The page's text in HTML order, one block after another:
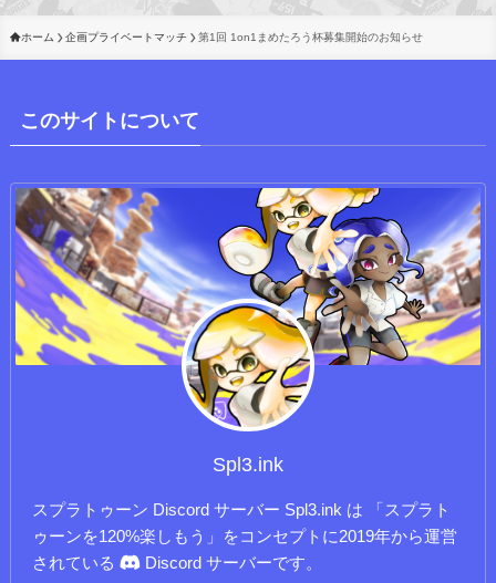
ホーム 企画プライベートマッチ 第1回 1on1まめたろう杯募集開始のお知らせ
このサイトについて
Spl3.ink
スプラトゥーン Discord サーバー Spl3.ink は 「スプラト
ゥーンを120%楽しもう」をコンセプトに2019年から運営
されている
Discord サーバーです。